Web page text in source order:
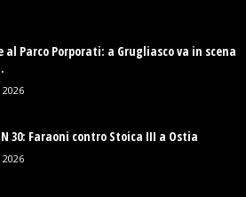
al Parco Porporati: a Grugliasco va in scena
30: Faraoni contro Stoica III a Ostia